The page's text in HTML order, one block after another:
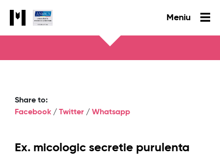
Meniu
Share to:
Facebook / Twitter / Whatsapp
Ex. micologic secretie purulenta